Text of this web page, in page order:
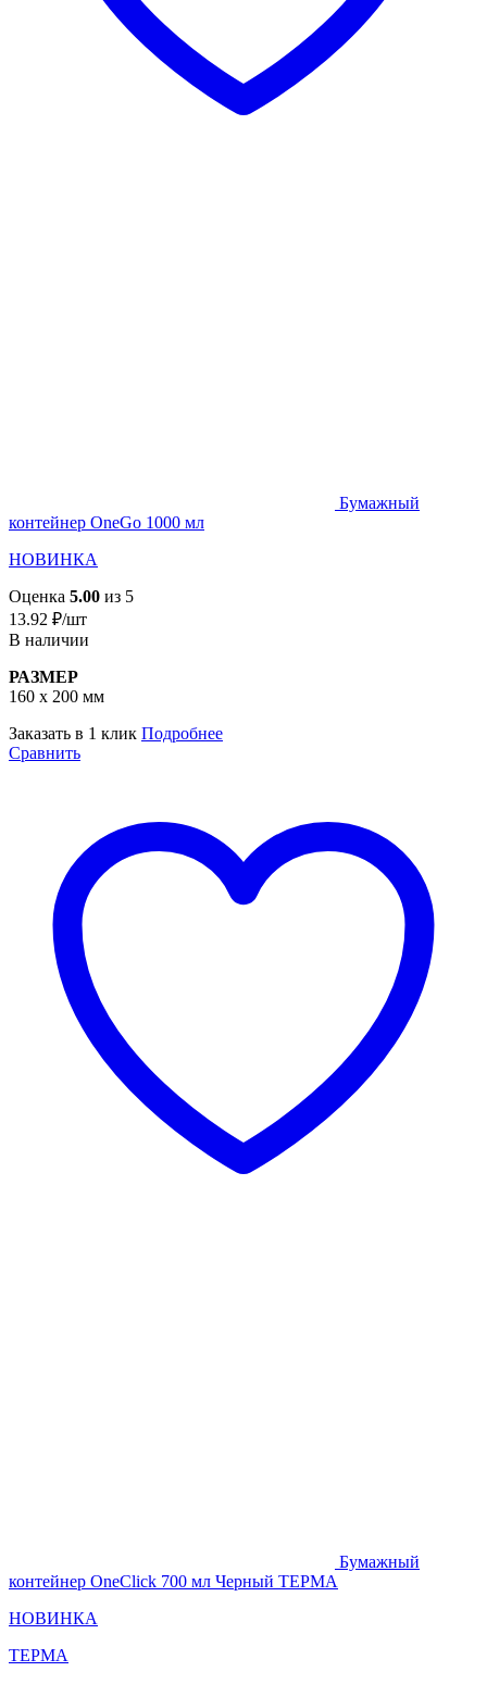
Бумажный
контейнер OneGo 1000 мл
НОВИНКА
Оценка 5.00 из 5
13.92 ₽/шт
В наличии
РАЗМЕР
160 х 200 мм
Заказать в 1 клик Подробнее
Сравнить
Бумажный
контейнер OneClick 700 мл Черный ТЕРМА
НОВИНКА
ТЕРМА